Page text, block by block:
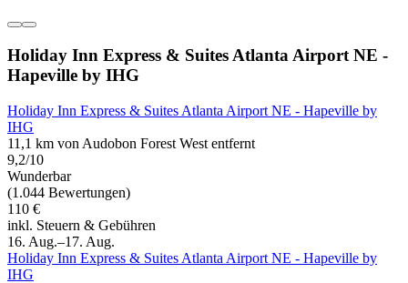
Holiday Inn Express & Suites Atlanta Airport NE -
Hapeville by IHG
Holiday Inn Express & Suites Atlanta Airport NE - Hapeville by
IHG
11,1 km von Audobon Forest West entfernt
9,2/10
Wunderbar
(1.044 Bewertungen)
110 €
inkl. Steuern & Gebühren
16. Aug.–17. Aug.
Holiday Inn Express & Suites Atlanta Airport NE - Hapeville by
IHG